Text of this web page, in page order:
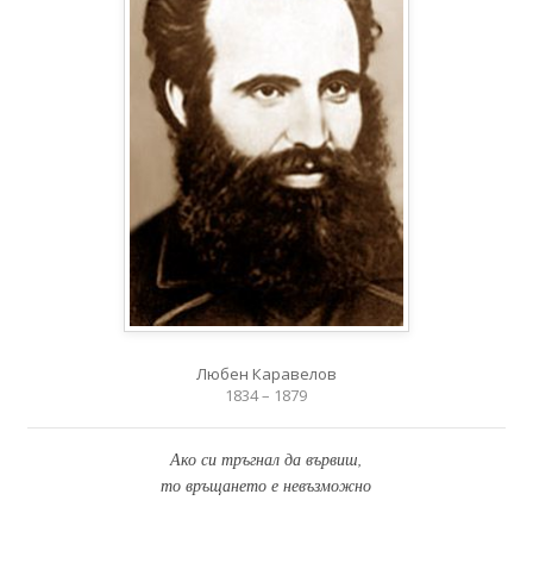
Любен Каравелов
1834 – 1879
Ако си тръгнал да вървиш,
то връщането е невъзможно